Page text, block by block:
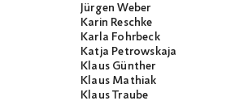
Jürgen Weber
Karin Reschke
Karla Fohrbeck
Katja Petrowskaja
Klaus Günther
Klaus Mathiak
Klaus Traube